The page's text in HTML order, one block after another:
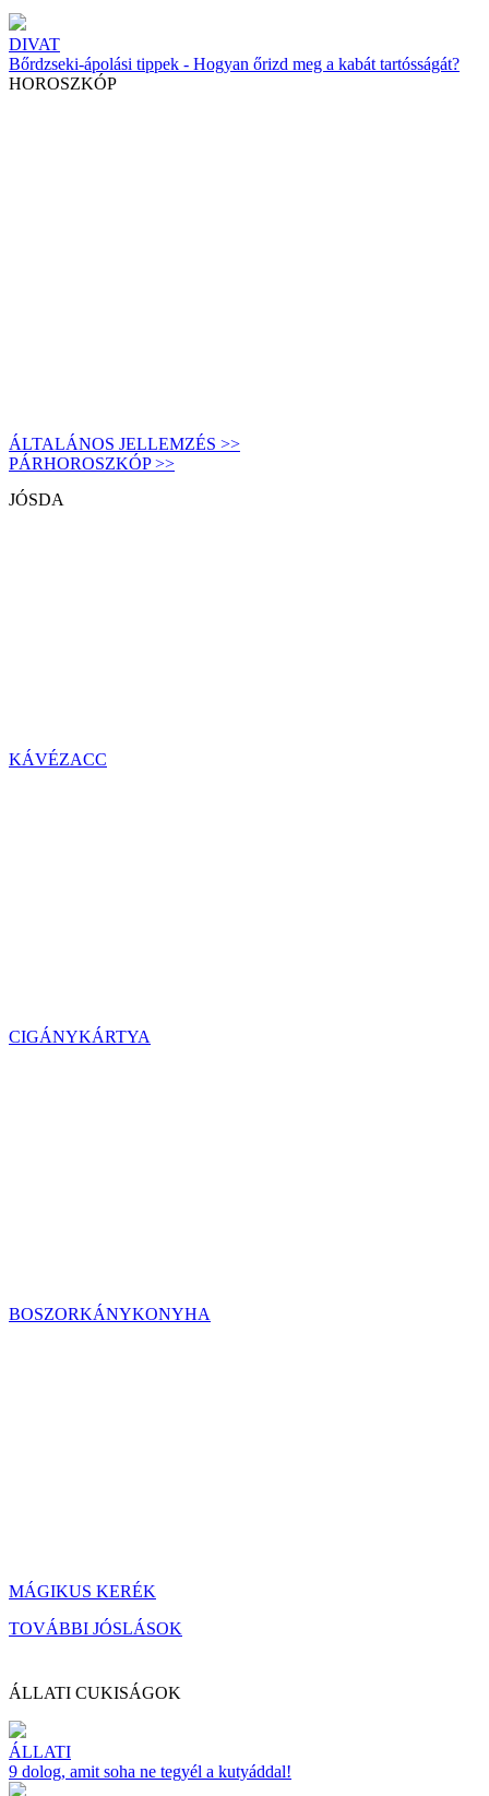
DIVAT
Bőrdzseki-ápolási tippek - Hogyan őrizd meg a kabát tartósságát?
HOROSZKÓP
ÁLTALÁNOS JELLEMZÉS >>
PÁRHOROSZKÓP >>
JÓSDA
KÁVÉZACC
CIGÁNYKÁRTYA
BOSZORKÁNYKONYHA
MÁGIKUS KERÉK
TOVÁBBI JÓSLÁSOK
ÁLLATI CUKISÁGOK
ÁLLATI
9 dolog, amit soha ne tegyél a kutyáddal!